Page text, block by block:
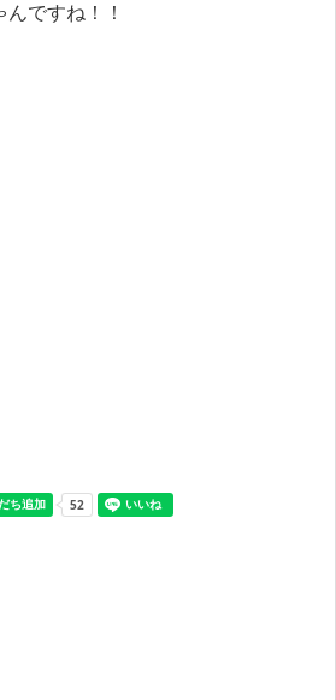
ですね！！